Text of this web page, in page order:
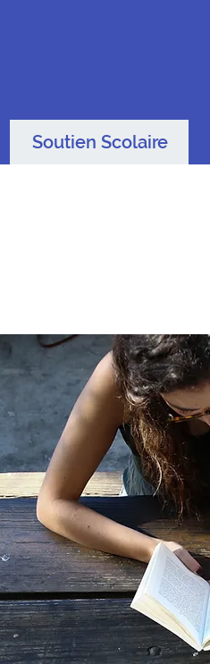
Soutien Scolaire